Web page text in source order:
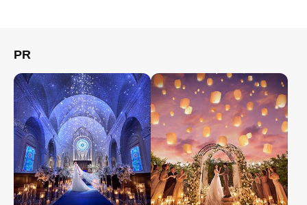
PR